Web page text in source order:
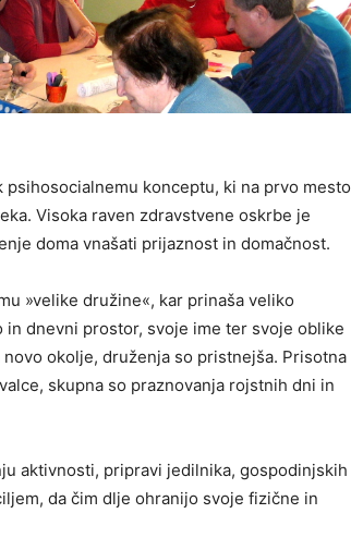
psihosocialnemu konceptu, ki na prvo mesto
Visoka raven zdravstvene oskrbe je
doma vnašati prijaznost in domačnost.
»velike družine«, kar prinaša veliko
dnevni prostor, svoje ime ter svoje oblike
okolje, druženja so pristnejša. Prisotna
skupna so praznovanja rojstnih dni in
aktivnosti, pripravi jedilnika, gospodinjskih
da čim dlje ohranijo svoje fizične in